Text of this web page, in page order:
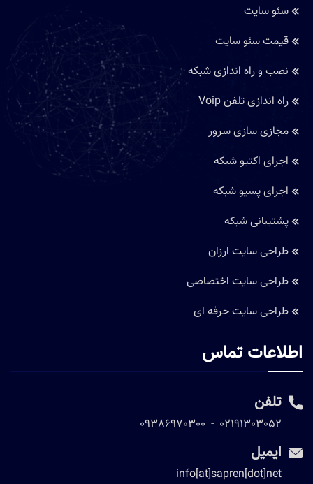
سئو سایت
قیمت سئو سایت
نصب و راه اندازی شبکه
راه اندازی تلفن Voip
مجازی سازی سرور
اجرای اکتیو شبکه
اجرای پسیو شبکه
پشتیبانی شبکه
طراحی سایت ارزان
طراحی سایت اختصاصی
طراحی سایت حرفه ای
اطلاعات تماس
تلفن
02191303052
-
09386970300
ایمیل
info[at]sapren[dot]net